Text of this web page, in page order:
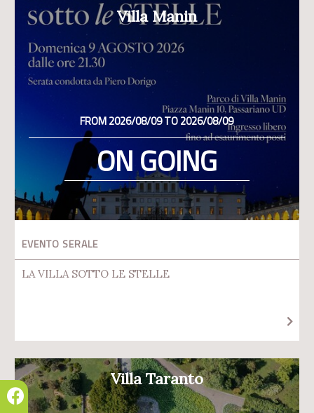
Villa Manin
FROM 2026/08/09 TO 2026/08/09
ON GOING
EVENTO SERALE
LA VILLA SOTTO LE STELLE
Villa Taranto